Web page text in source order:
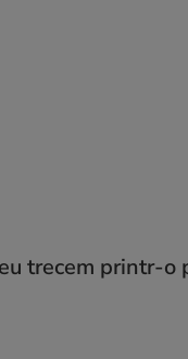
trecem printr-o